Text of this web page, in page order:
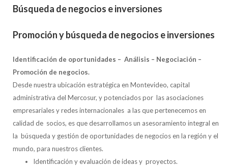
Búsqueda de negocios e inversiones
Promoción y búsqueda de negocios e inversiones
Identificación de oportunidades – Análisis – Negociación –
Promoción de negocios.
Desde nuestra ubicación estratégica en Montevideo, capital
administrativa del Mercosur, y potenciados por las asociaciones
empresariales y redes internacionales a las que pertenecemos en
calidad de socios, es que desarrollamos un asesoramiento integral en
la búsqueda y gestión de oportunidades de negocios en la región y el
mundo, para nuestros clientes.
Identificación y evaluación de ideas y proyectos.